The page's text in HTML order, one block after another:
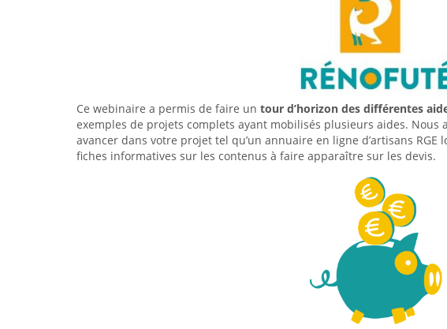
Ce webinaire a permis de faire un tour d’horizon des différentes
exemples de projets complets ayant mobilisés plusieurs aides. Nous
avancer dans votre projet tel qu’un annuaire en ligne d’artisans RGE
fiches informatives sur les contenus à faire apparaître sur les devis.